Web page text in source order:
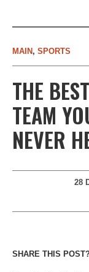
MAIN, SPORTS
THE
TEAM
NEVER
28
SHARE THIS